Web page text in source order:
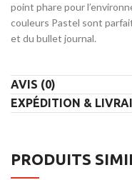
point phare pour
couleurs Pastel sont
et du bullet journal.
AVIS (0)
EXPÉDITION &
PRODUITS